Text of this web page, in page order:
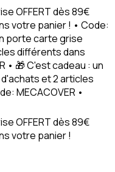
OFFERT dès 89€
votre panier ! • Code:
porte carte grise
différents dans
• 🎁 C'est cadeau : un
et 2 articles
MECACOVER •
OFFERT dès 89€
votre panier !